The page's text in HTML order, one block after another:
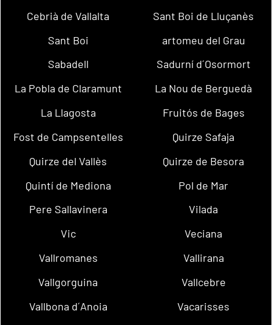
Cebrià de Vallalta
Sant Boi de Lluçanès
Sant Boi
artomeu del Grau
Sabadell
Sadurní d´Osormort
La Pobla de Claramunt
La Nou de Berguedà
La Llagosta
Fruitós de Bages
Fost de Campsentelles
Quirze Safaja
Quirze del Vallès
Quirze de Besora
Quintí de Mediona
Pol de Mar
Pere Sallavinera
Vilada
Vic
Veciana
Vallromanes
Vallirana
Vallgorguina
Vallcebre
Vallbona d´Anoia
Vacarisses